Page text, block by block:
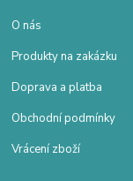
O nás
Produkty na zakázku
Doprava a platba
Obchodní podmínky
Vrácení zboží